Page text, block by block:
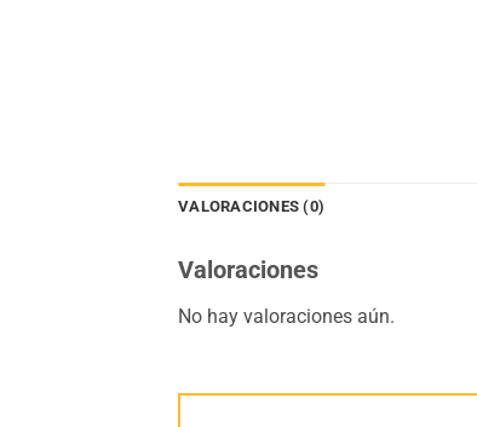
VALORACIONES (0)
Valoraciones
No hay valoraciones aún.